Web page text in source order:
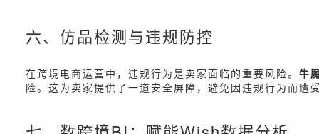
六、仿品检测与违规防控
在跨境电商运营中，违规行为是卖家面临的重要风险。 牛
险。这为卖家提供了一道安全屏障，避免因违规行为而遭